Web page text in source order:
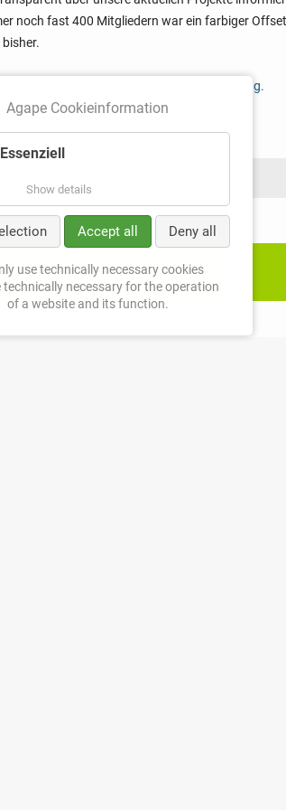
noch fast 400 Mitgliedern war ein farbiger
Einladung zur diesjährigen Vollversammlung.
März!
donation
Agape Cookieinformation
Essenziell
Show details
Accept all Deny all
use technically necessary cookies
necessary for the operation
of a website and its function.